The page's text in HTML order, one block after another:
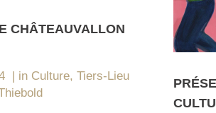
CHÂTEAUVALLON
in Culture, Tiers-Lieu